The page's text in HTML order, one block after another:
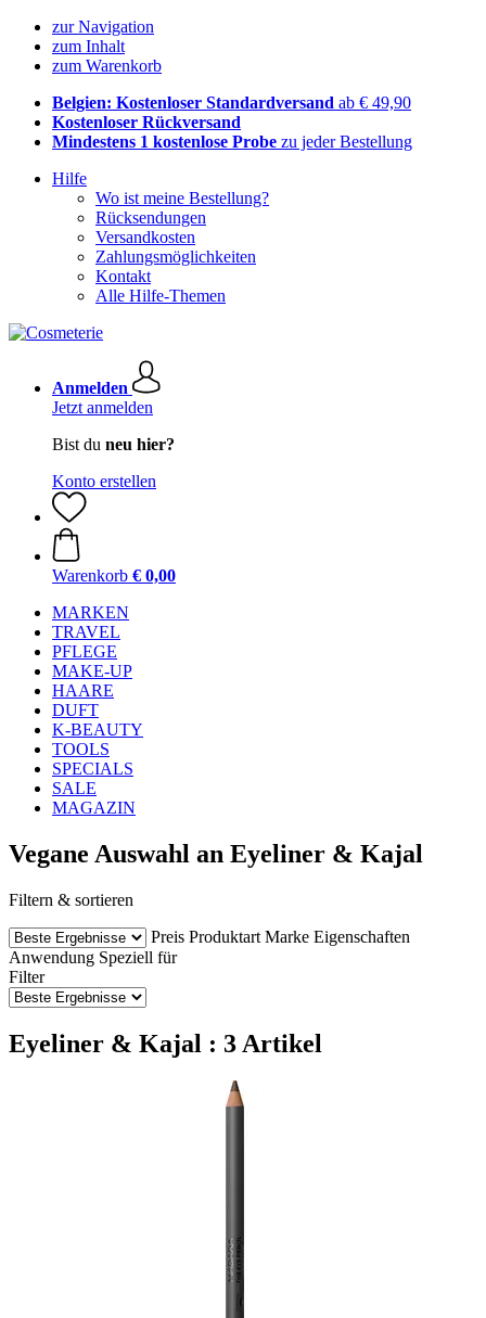
zur Navigation
zum Inhalt
zum Warenkorb
Belgien: Kostenloser Standardversand ab € 49,90
Kostenloser Rückversand
Mindestens 1 kostenlose Probe zu jeder Bestellung
Hilfe
Wo ist meine Bestellung?
Rücksendungen
Versandkosten
Zahlungsmöglichkeiten
Kontakt
Alle Hilfe-Themen
Anmelden
Jetzt anmelden
Bist du neu hier?
Konto erstellen
Warenkorb € 0,00
MARKEN
TRAVEL
PFLEGE
MAKE-UP
HAARE
DUFT
K-BEAUTY
TOOLS
SPECIALS
SALE
MAGAZIN
Vegane Auswahl an Eyeliner & Kajal
Filtern & sortieren
Preis Produktart Marke Eigenschaften
Anwendung Speziell für
Filter
Eyeliner & Kajal : 3 Artikel